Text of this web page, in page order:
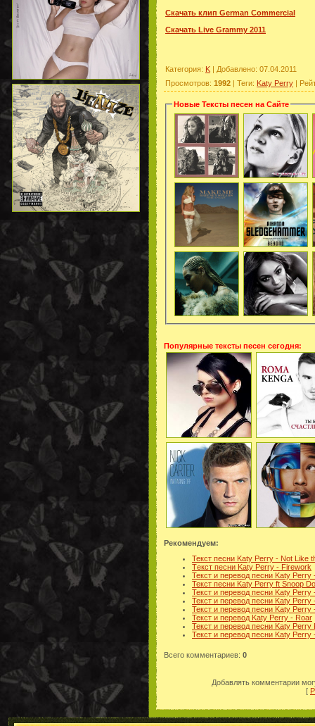
Скачать клип German Commercial
Скачать Live Grammy 2011
Категория: K Добавлено: 07.04.2011
Просмотров: 1992 Теги: Katy Perry
Новые Тексты песен на Сайте
Популярные тексты песен сегодня:
Рекомендуем:
Текст песни Katy Perry - Not Like
Tекст песни Katy Perry - Firework
Текст и перевод песни Katy
Текст песни Katy Perry ft Snoop
Текст и перевод песни Katy
Текст и перевод песни Katy Perry
Текст и перевод песни Katy Perry
Текст и перевод Katy Perry - Roar
Текст и перевод песни Katy
Текст и перевод песни Katy Perry
Всего комментариев: 0
Добавлять комментарии
[